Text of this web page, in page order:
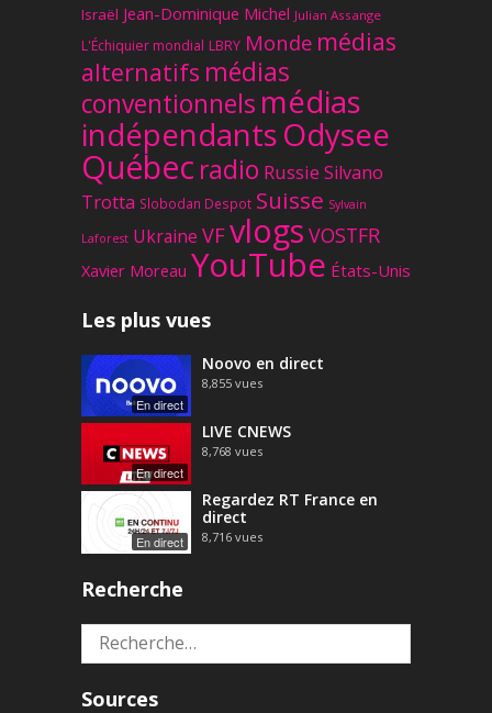
Israël Jean-Dominique Michel Julian Assange
L'Échiquier mondial LBRY Monde médias
alternatifs médias
conventionnels médias
indépendantsOdysee
Québec radio Russie Silvano
Trotta Slobodan Despot Suisse Sylvain
Laforest Ukraine VFvlogs VOSTFR
Xavier Moreau YouTube États-Unis
Les plus vues
En direct
Noovo en direct
8,855 vues
En direct
LIVE CNEWS
8,768 vues
En direct
Regardez RT France en
direct
8,716 vues
Recherche
Rechercher :
Sources